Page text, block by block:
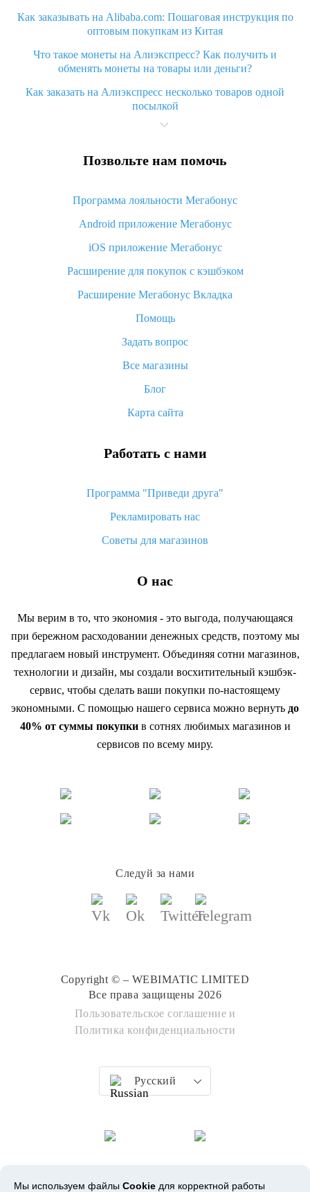
Как заказывать на Alibaba.com: Пошаговая инструкция по
оптовым покупкам из Китая
Что такое монеты на Алиэкспресс? Как получить и
обменять монеты на товары или деньги?
Как заказать на Алиэкспресс несколько товаров одной
посылкой
Что значит статус «Заказ закрыт» на Алиэкспресс и что
Что делать, если Алиэкспресс просит ввести паспортные
Как узнать, куда пришла посылка с Алиэкспресс
Вы отменили заказ на Алиэкспресс, когда вернут деньги?
Что такое баллы на Алиэкспресс, как их получить и
«AliExpress Standard Shipping»: что это за метод доставки и
как его отслеживать
Как покупать оптом на Алиэкспресс
Что делать, если не пришел товар с Алиэкспресс
возврата денег
Позвольте нам помочь
Программа лояльности Мегабонус
Android приложение Мегабонус
iOS приложение Мегабонус
Расширение для покупок с кэшбэком
Расширение Мегабонус Вкладка
Помощь
Задать вопрос
Все магазины
Блог
Карта сайта
Работать с нами
Программа "Приведи друга"
Рекламировать нас
Советы для магазинов
О нас
Мы верим в то, что экономия - это выгода, получающаяся
при бережном расходовании денежных средств, поэтому мы
предлагаем новый инструмент. Объединяя сотни магазинов,
технологии и дизайн, мы создали восхитительный кэшбэк-
сервис, чтобы сделать ваши покупки по-настоящему
экономными. С помощью нашего сервиса можно вернуть до
40% от суммы покупкив сотнях любимых магазинов и
сервисов по всему миру.
Следуй за нами
Copyright © – WEBIMATIC LIMITED
Все права защищены 2026
Пользовательское соглашение и
Политика конфиденциальности
Русский
Мы используем файлы Cookie для корректной работы